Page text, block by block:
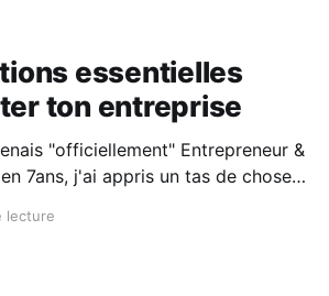
essentielles
ton entreprise
"officiellement" Entrepreneur &
7ans, j'ai appris un tas de choses
aidé mon
lecture